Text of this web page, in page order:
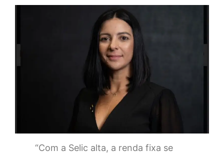
“Com a Selic alta, a renda fixa se